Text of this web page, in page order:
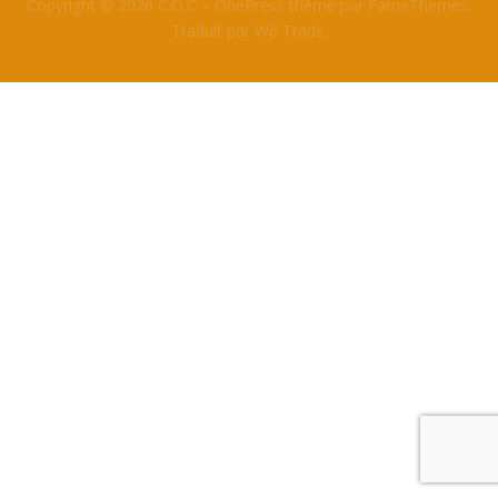
Copyright © 2026 C.O.C – OnePress thème par FameThemes.
Traduit par Wp Trads.